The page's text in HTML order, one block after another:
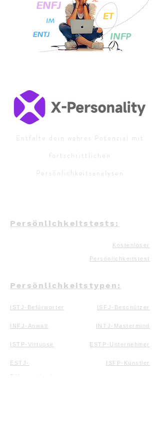
Entfalte dein wahres Potenzial mit
fortschrittlichen
Persönlichkeitsanalysen
Persönlichkeitstests:
Kostenloser
Persönlichkeitstest
Persönlichkeitstypen:
ISTJ-Befürworter
INFJ-Anwalt
ISTP-Virtuose
ESTJ-
Führungskraft
ISFJ-Beschützer
INTJ-Mastermind
ESTP-Unternehmer
ISFP-Künstler